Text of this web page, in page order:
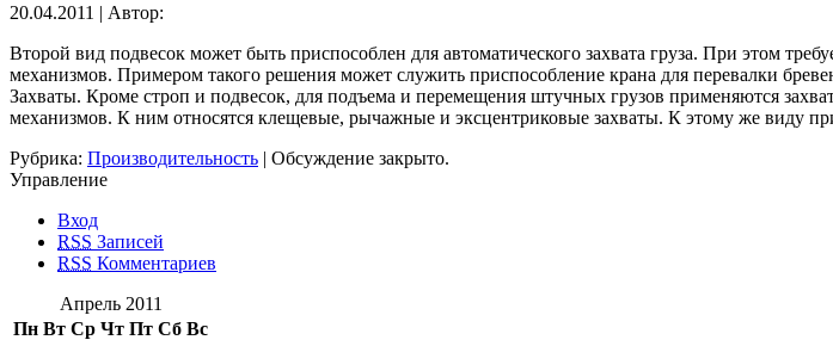
20.04.2011 | Автор:
Второй вид подвесок может быть приспособлен для автоматического захвата груза. При этом
механизмов. Примером такого решения может служить приспособление крана для перевалки
Захваты. Кроме строп и подвесок, для подъема и перемещения штучных грузов применяются
механизмов. К ним относятся клещевые, рычажные и эксцентриковые захваты. К этому же виду
Рубрика: Производительность | Обсуждение закрыто.
Управление
Вход
RSS Записей
RSS Комментариев
Апрель 2011
Пн Вт Ср Чт Пт Сб Вс